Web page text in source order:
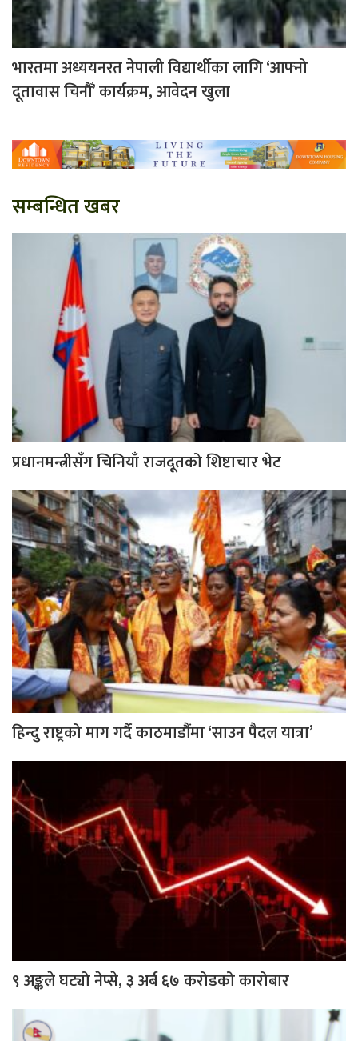
भारतमा अध्ययनरत नेपाली विद्यार्थीका लागि ‘आफ्नो
दूतावास चिनौँ’ कार्यक्रम, आवेदन खुला
सम्बन्धित खबर
प्रधानमन्त्रीसँग चिनियाँ राजदूतको शिष्टाचार भेट
हिन्दु राष्ट्रको माग गर्दै काठमाडौंमा ‘साउन पैदल यात्रा’
९ अङ्कले घट्यो नेप्से, ३ अर्ब ६७ करोडको कारोबार